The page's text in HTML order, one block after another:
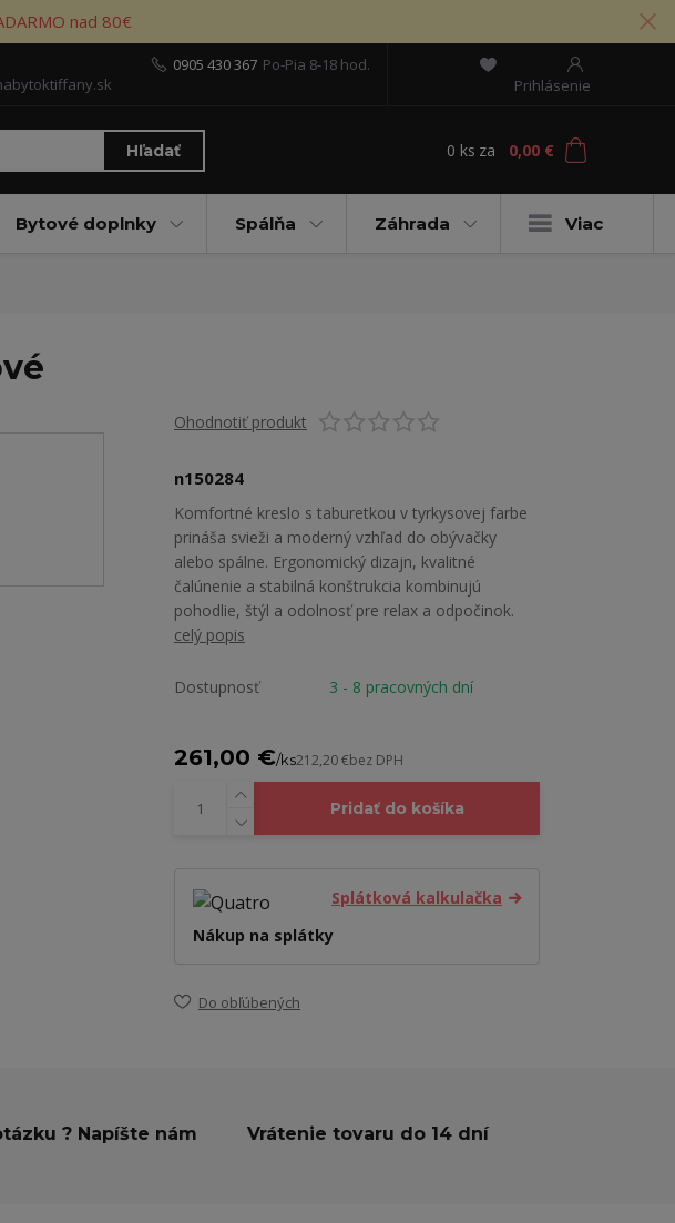
nad 80€
Prihlásenie
Hľadať
0905 430 367 Po-Pia 8-18 hod.
0 ks za 0,00 €
Bytové doplnky Spálňa Záhrada Viac
Ohodnotiť produkt
n150284
Komfortné kreslo s taburetkou v tyrkysovej farbe
prináša svieži a moderný vzhľad do obývačky
alebo spálne. Ergonomický dizajn, kvalitné
čalúnenie a stabilná konštrukcia kombinujú
pohodlie, štýl a odolnosť pre relax a odpočinok.
celý popis
Dostupnosť 3 - 8 pracovných dní
261,00 €/ks212,20 €bez DPH
Pridať do košíka
Splátková kalkulačka
Nákup na splátky
Do obľúbených
? Napíšte nám Vrátenie tovaru do 14 dní